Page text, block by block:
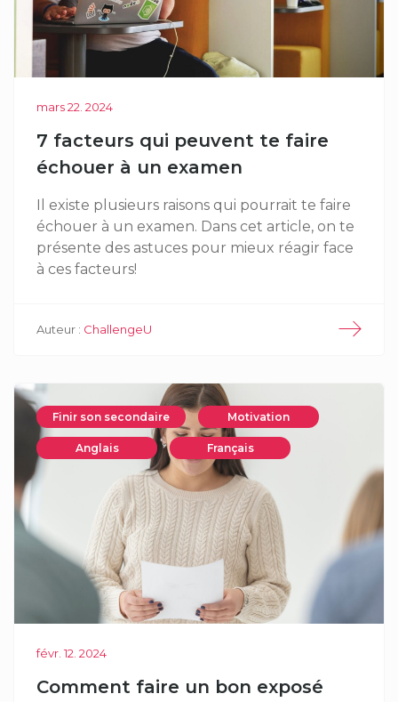
mars 22. 2024
7 facteurs qui peuvent te faire
échouer à un examen
Il existe plusieurs raisons qui pourrait te faire
échouer à un examen. Dans cet article, on te
présente des astuces pour mieux réagir face
à ces facteurs!
Auteur : ChallengeU
Finir son secondaire Motivation
Anglais Français
févr. 12. 2024
Comment faire un bon exposé